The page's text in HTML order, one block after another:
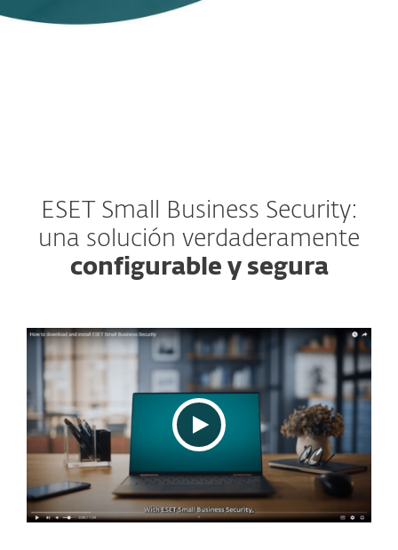
Para PC, macOS, smartphones, tablets y Servidores
ESET Small Business Security:
una solución verdaderamente
configurable y segura